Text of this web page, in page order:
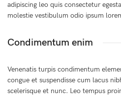
adipiscing leo quis consectetur
molestie vestibulum odio ipsum
Condimentum enim
Venenatis turpis condimentum
congue et suspendisse cum lacus
scelerisque et nunc. Leo tempus